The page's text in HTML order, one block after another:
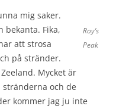
Roy’s
Peak
mig saker.
bekanta. Fika,
att strosa
på stränder.
Mycket är
och de
kommer jag ju inte